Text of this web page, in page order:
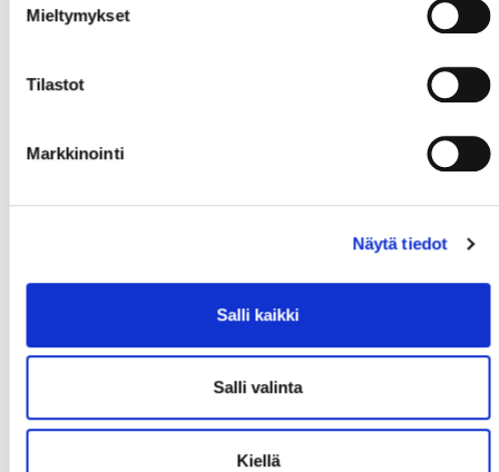
Mieltymykset
Tilastot
Markkinointi
Näytä tiedot
Salli kaikki
Salli valinta
Kiellä